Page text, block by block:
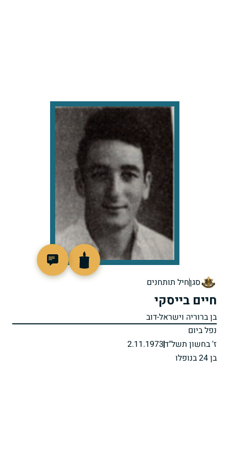
סגןחיל תותחנים
חיים בייסקי
בן ברוריה וישראל-דוב
נפל ביום
ז' בחשון תשל"ד2.11.1973
בן 24 בנופלו